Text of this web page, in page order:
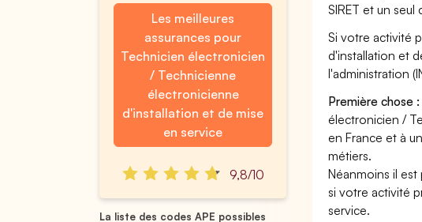
Les meilleures
assurances pour
Technicien électronicien
/ Technicienne
électronicienne
d'installation et de mise
en service
9,8/10
La liste des codes APE possibles
SIRET et un
Si votre activité
d'installation et
l'administration
Première chose :
électronicien /
en France et à
métiers.
Néanmoins il
si votre activité
service.